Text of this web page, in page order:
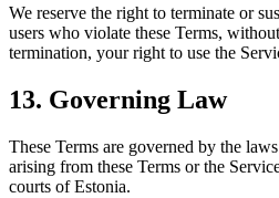
We reserve the right to terminate or
users who violate these Terms,
termination, your right to use the
13. Governing Law
These Terms are governed by the
arising from these Terms or the
courts of Estonia.